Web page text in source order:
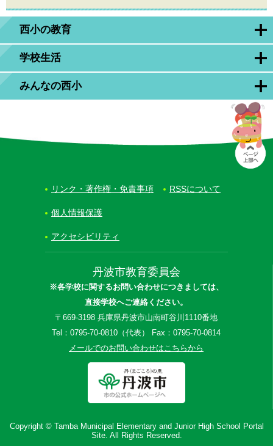
西小の教育
学校生活
みんなの西小
丹波市教育委員会
※各学校に関するお問い合わせにつきましては、
直接学校へご連絡ください。
〒669-3198 兵庫県丹波市山南町谷川1110番地
Tel：0795-70-0810（代表） Fax：0795-70-0814
メールでのお問い合わせはこちらから
リンク・著作権・免責事項 RSSについて
個人情報保護
アクセシビリティ
Copyright © Tamba Municipal Elementary and Junior High School Portal
Site. All Rights Reserved.